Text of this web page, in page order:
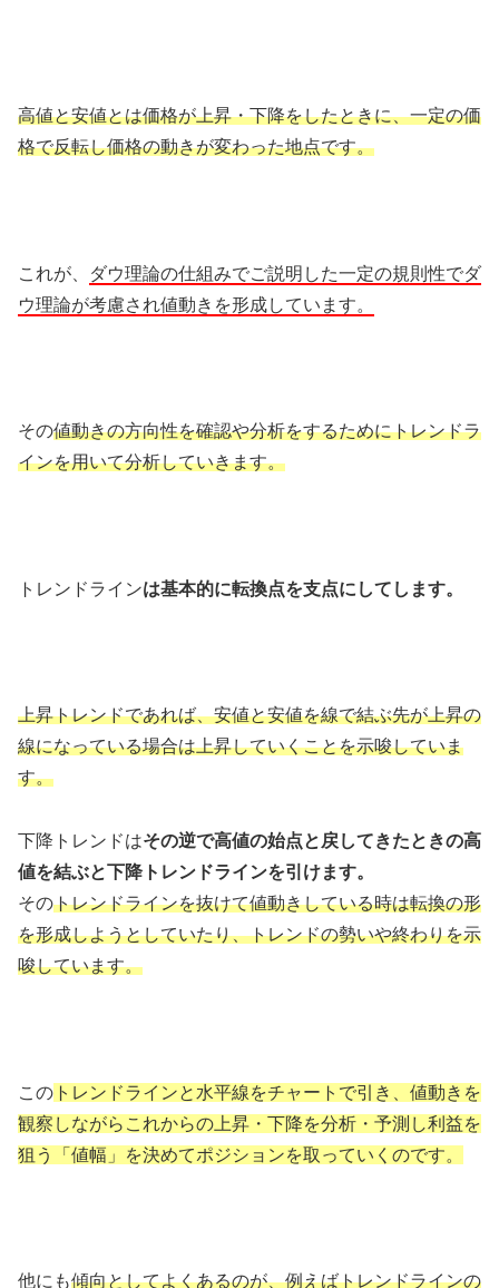
高値と安値とは価格が上昇・下降をしたときに、一定の価
格で反転し価格の動きが変わった地点です。
これが、
ダウ理論の仕組みでご説明した一定の規則性でダ
ウ理論が考慮され値動きを形成しています。
その値動きの方向性を確認や分析をするためにトレンドラ
インを用いて分析していきます。
トレンドラインは基本的に転換点を支点にしてします。
上昇トレンドであれば、安値と安値を線で結ぶ先が上昇の
線になっている場合は上昇していくことを示唆していま
す。
下降トレンドはその逆で高値の始点と戻してきたときの高
値を結ぶと下降トレンドラインを引けます。
そのトレンドラインを抜けて値動きしている時は転換の形
を形成しようとしていたり、トレンドの勢いや終わりを示
唆しています。
この トレンドラインと水平線をチャートで引き、値動きを
観察しながらこれからの上昇・下降を分析・予測し利益を
狙う「値幅」を決めてポジションを取っていくのです。
他にも傾向としてよくあるのが、例えばトレンドラインの